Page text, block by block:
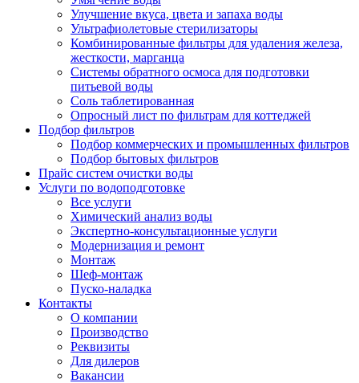
Улучшение вкуса, цвета и запаха воды
Ультрафиолетовые стерилизаторы
Комбинированные фильтры для удаления железа,
жесткости, марганца
Системы обратного осмоса для подготовки
питьевой воды
Соль таблетированная
Опросный лист по фильтрам для коттеджей
Подбор фильтров
Подбор коммерческих и промышленных фильтров
Подбор бытовых фильтров
Прайс систем очистки воды
Услуги по водоподготовке
Все услуги
Химический анализ воды
Экспертно-консультационные услуги
Модернизация и ремонт
Монтаж
Шеф-монтаж
Пуско-наладка
Контакты
О компании
Производство
Реквизиты
Для дилеров
Вакансии